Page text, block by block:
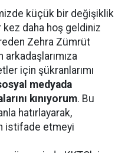
küçük bir değişiklik
kez daha hoş geldiniz
Zehra Zümrüt
için şükranlarımı
medyada
kınıyorum. Bu
hatırlayarak,
istifade etmeyi